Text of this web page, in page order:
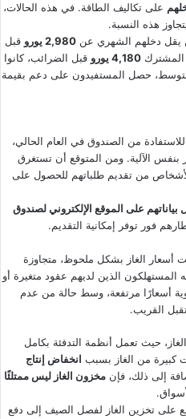
على تكاليف الطاقة. في هذه الحالات،
هذه النسبة.
يقل دخلهم الشهري عن 2,980 يورو
قبل
المشترك 4,180 يورو
قبل الضرائب، كانوا
حصل المستفيدون على دعم بقيمة
من الصندوق في العام الحالي،
بنفس الآلية. ومن المتوقع أن تستغرق
من تقديم طلباتهم للحصول على
على الموقع الإلكتروني لصندوق
فور توفر إمكانية التقديم.
أسعار الغاز بشكل ملحوظ، متجاوزة
المستهلكون الذين لديهم عقود متغيرة أو
أسعارًا مرتفعة، وسط حالة من عدم
القريب.
حيث تعمل أنظمة التدفئة بكامل
كبيرة من الغاز بسبب انخفاض إنتاج
إلى ذلك، فإن مخزون الغاز ليس ممتلئًا
على تخزين الغاز لفصل الصيف إلى دفع